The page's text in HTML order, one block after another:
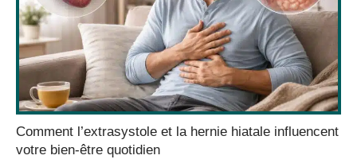
Comment l’extrasystole et la hernie hiatale influencent
votre bien-être quotidien